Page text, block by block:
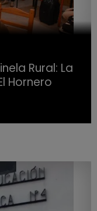
Rural: La
Hornero